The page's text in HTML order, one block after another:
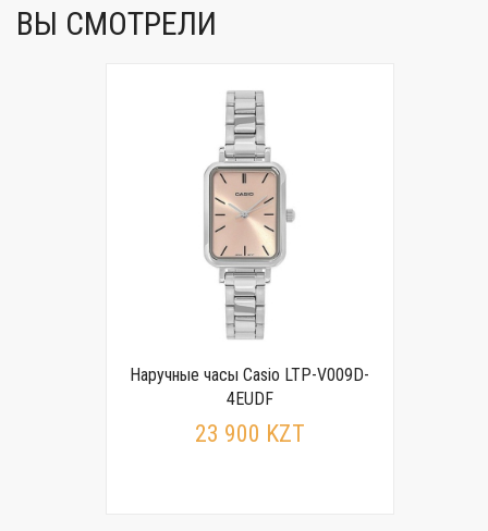
ВЫ СМОТРЕЛИ
Наручные часы Casio LTP-V009D-
4EUDF
23 900 KZT